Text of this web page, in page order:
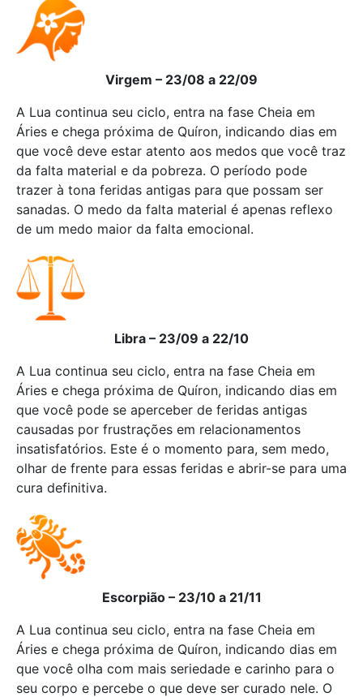
Virgem – 23/08 a 22/09
A Lua continua seu ciclo, entra na fase Cheia em
Áries e chega próxima de Quíron, indicando dias em
que você deve estar atento aos medos que você traz
da falta material e da pobreza. O período pode
trazer à tona feridas antigas para que possam ser
sanadas. O medo da falta material é apenas reflexo
de um medo maior da falta emocional.
Libra – 23/09 a 22/10
A Lua continua seu ciclo, entra na fase Cheia em
Áries e chega próxima de Quíron, indicando dias em
que você pode se aperceber de feridas antigas
causadas por frustrações em relacionamentos
insatisfatórios. Este é o momento para, sem medo,
olhar de frente para essas feridas e abrir-se para uma
cura definitiva.
Escorpião – 23/10 a 21/11
A Lua continua seu ciclo, entra na fase Cheia em
Áries e chega próxima de Quíron, indicando dias em
que você olha com mais seriedade e carinho para o
seu corpo e percebe o que deve ser curado nele. O